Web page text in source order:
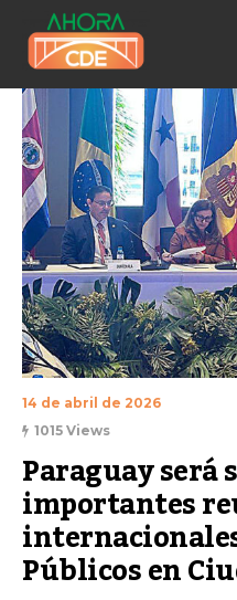
14 de abril de 2026
1015 Views
Paraguay será
importantes
Públicos en